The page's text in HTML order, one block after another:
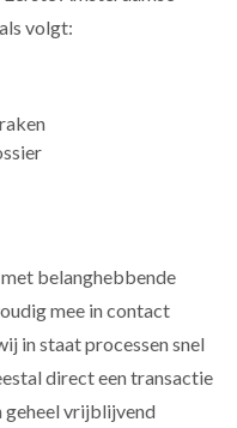
volgt:
belanghebbende
mee in contact
in staat processen snel
direct een transactie
geheel vrijblijvend